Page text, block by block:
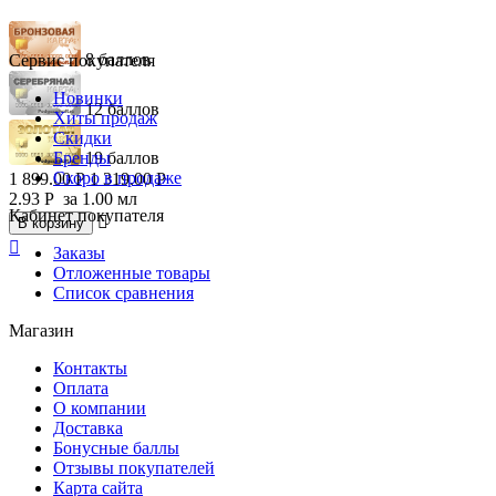
8 баллов
12 баллов
19 баллов
1 899.00 Р 1 319.00 Р
2.93 Р за 1.00 мл
В корзину


Сервис покупателя
Новинки
Хиты продаж
Скидки
Бренды
Скоро в продаже
Кабинет покупателя
Заказы
Отложенные товары
Список сравнения
Магазин
Контакты
Оплата
О компании
Доставка
Бонусные баллы
Отзывы покупателей
Карта сайта